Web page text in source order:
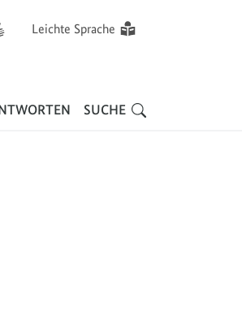
Leichte Sprache
SUCHE